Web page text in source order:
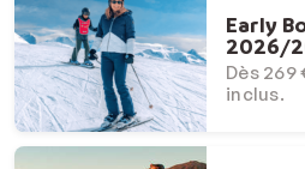
Early
2026/
Dès
inclus.